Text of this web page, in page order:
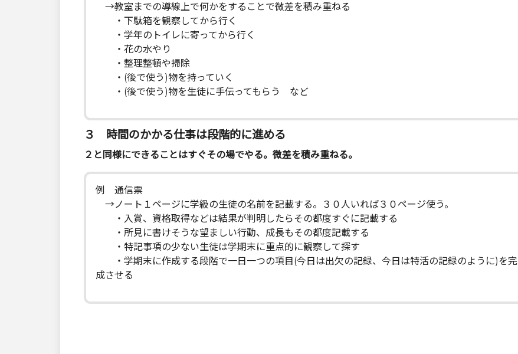
→教室までの導線上で何かをすることで微差を積み重ねる
・下駄箱を観察してから行く
・学年のトイレに寄ってから行く
・花の水やり
・整理整頓や掃除
・(後で使う)物を持っていく
・(後で使う)物を生徒に手伝ってもらう など
３ 時間のかかる仕事は段階的に進める
２と同様にできることはすぐその場でやる。微差を積み重ねる。
例 通信票
→ノート１ページに学級の生徒の名前を記載する。３０人いれば３０ページ使う。
・入賞、資格取得などは結果が判明したらその都度すぐに記載する
・所見に書けそうな望ましい行動、成長もその都度記載する
・特記事項の少ない生徒は学期末に重点的に観察して探す
・学期末に作成する段階で一日一つの項目(今日は出欠の記録、今日は特活の記録のように)を完
成させる